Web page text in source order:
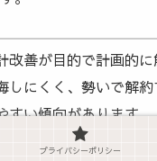
改善が目的で計画的
しにくく、勢いで解
すい傾向があります。
プライバシーポリシー